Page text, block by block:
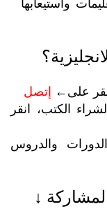
واستيعابها
انقر على←
إتصل
الكتب، انقر
والدروس
↓